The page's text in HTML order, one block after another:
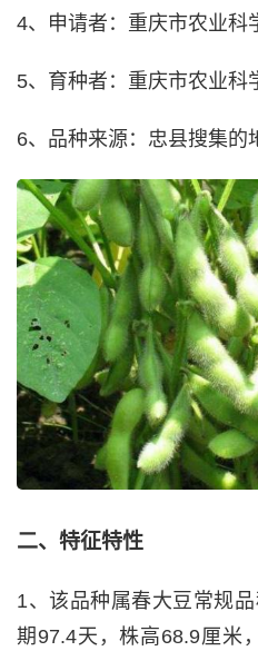
4、申请者：重庆市农业科
5、育种者：重庆市农业科
6、品种来源：忠县搜集的
二、特征特性
1、该品种属春大豆常规
期97.4天，株高68.9厘米